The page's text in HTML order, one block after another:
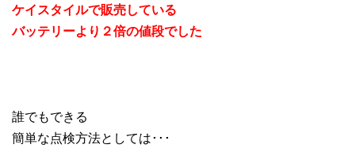
ケイスタイルで販売している
バッテリーより２倍の値段でした
誰でもできる
簡単な点検方法としては･･･